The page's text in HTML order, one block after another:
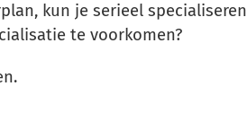
kun je serieel
te voorkomen?